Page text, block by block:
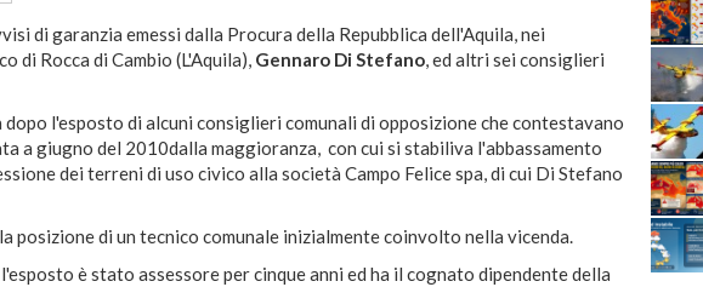
di garanzia emessi dalla Procura della Repubblica dell'Aquila, nei
di Rocca di Cambio (L'Aquila), Gennaro Di Stefano, ed altri sei consiglieri
dopo l'esposto di alcuni consiglieri comunali di opposizione che contestavano
a giugno del 2010dalla maggioranza, con cui si stabiliva l'abbassamento
dei terreni di uso civico alla società Campo Felice spa, di cui Di Stefano
posizione di un tecnico comunale inizialmente coinvolto nella vicenda.
è stato assessore per cinque anni ed ha il cognato dipendente della